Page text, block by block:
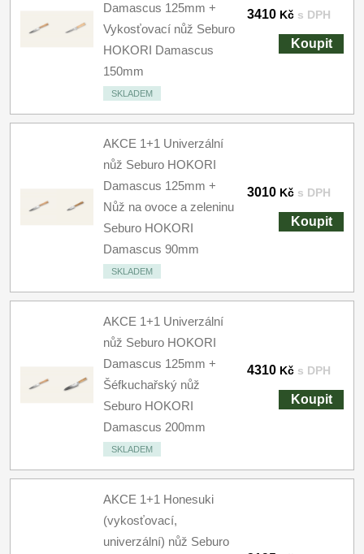
Damascus 125mm +
Vykosťovací nůž Seburo
HOKORI Damascus
150mm
SKLADEM
3410 Kč s DPH
Koupit
AKCE 1+1 Univerzální
nůž Seburo HOKORI
Damascus 125mm +
Nůž na ovoce a zeleninu
Seburo HOKORI
Damascus 90mm
SKLADEM
3010 Kč s DPH
Koupit
AKCE 1+1 Univerzální
nůž Seburo HOKORI
Damascus 125mm +
Šéfkuchařský nůž
Seburo HOKORI
Damascus 200mm
SKLADEM
4310 Kč s DPH
Koupit
AKCE 1+1 Honesuki
(vykosťovací,
univerzální) nůž Seburo